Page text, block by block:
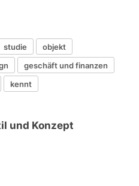
studie
objekt
geschäft und finanzen
kennt
und Konzept